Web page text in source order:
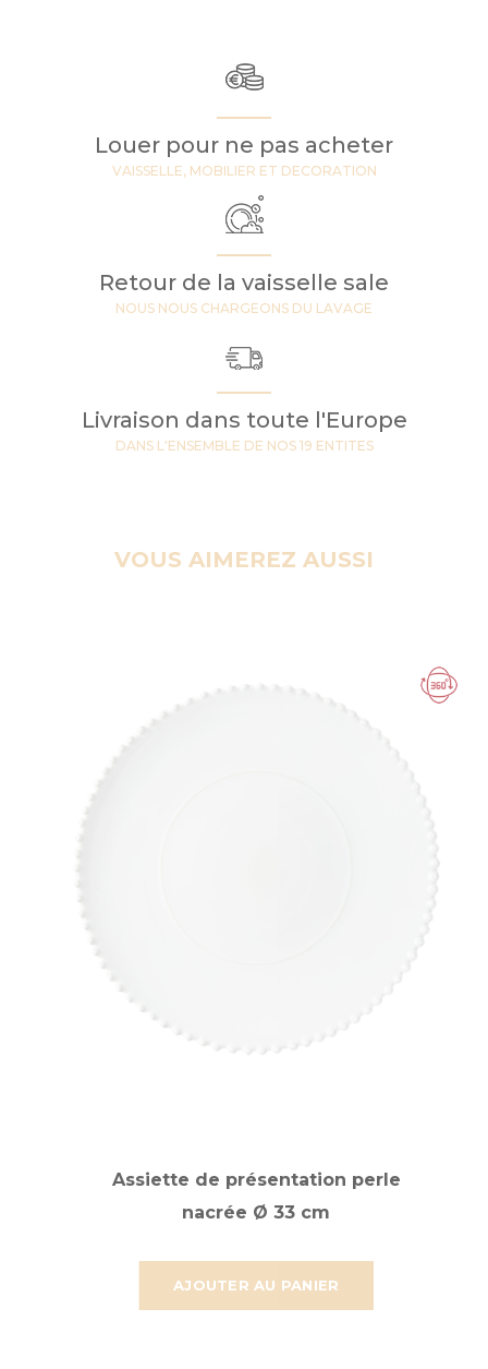
Louer pour ne pas acheter
VAISSELLE, MOBILIER ET DECORATION
Retour de la vaisselle sale
NOUS NOUS CHARGEONS DU LAVAGE
Livraison dans toute l'Europe
DANS L'ENSEMBLE DE NOS 19 ENTITES
VOUS AIMEREZ AUSSI
AJOUTER AU PANIER
Assiette de présentation perle
nacrée Ø 33 cm